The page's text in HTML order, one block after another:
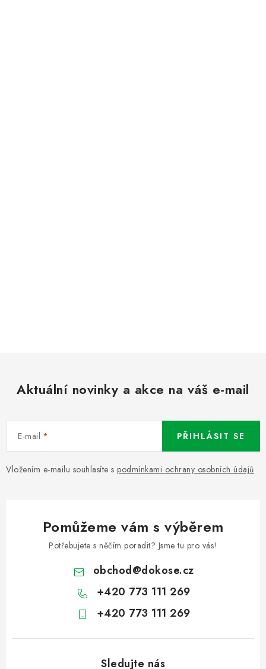
Aktuální novinky a akce na váš e-mail
E-mail
Vložením e-mailu souhlasíte s podmínkami ochrany osobních údajů
PŘIHLÁSIT SE
Pomůžeme vám s výběrem
Potřebujete s něčím poradit? Jsme tu pro vás!
obchod@dokose.cz
+420 773 111 269
+420 773 111 269